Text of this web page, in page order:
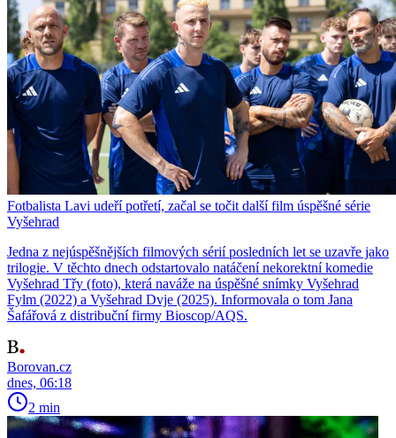
Fotbalista Lavi udeří potřetí, začal se točit další film úspěšné série
Vyšehrad
Jedna z nejúspěšnějších filmových sérií posledních let se uzavře jako
trilogie. V těchto dnech odstartovalo natáčení nekorektní komedie
Vyšehrad Třy (foto), která naváže na úspěšné snímky Vyšehrad
Fylm (2022) a Vyšehrad Dvje (2025). Informovala o tom Jana
Šafářová z distribuční firmy Bioscop/AQS.
Borovan.cz
dnes, 06:18
2 min